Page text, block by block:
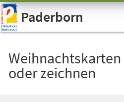
Visuelle
Assistenzsoftware
öffnen.Paderborn
oder zeichnen